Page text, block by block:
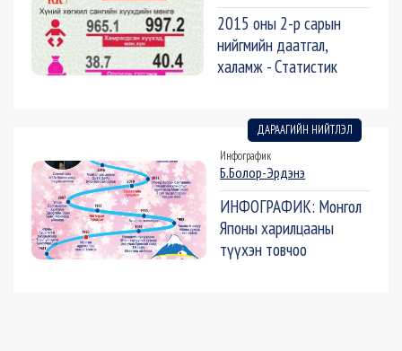
2015 оны 2-р сарын
нийгмийн даатгал,
халамж - Статистик
ДАРААГИЙН НИЙТЛЭЛ
Инфографик
Б.Болор-Эрдэнэ
ИНФОГРАФИК: Монгол
Японы харилцааны
түүхэн товчоо